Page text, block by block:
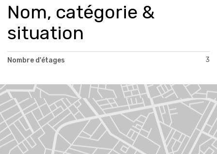
Nom, catégorie &
situation
Nombre d'étages 3